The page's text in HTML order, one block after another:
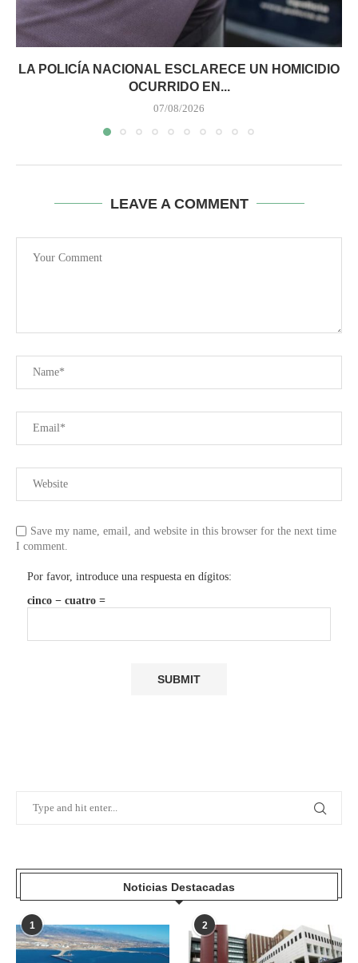
LA POLICÍA NACIONAL ESCLARECE UN HOMICIDIO
OCURRIDO EN...
07/08/2026
LEAVE A COMMENT
Save my name, email, and website in this browser for the next time
I comment.
Por favor, introduce una respuesta en dígitos:
cinco − cuatro =
Noticias Destacadas
1 2